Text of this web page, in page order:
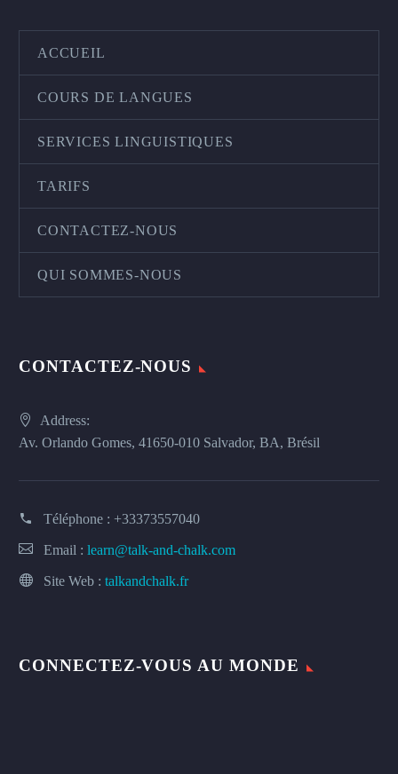
ACCUEIL
COURS DE LANGUES
SERVICES LINGUISTIQUES
TARIFS
CONTACTEZ-NOUS
QUI SOMMES-NOUS
CONTACTEZ-NOUS
Address:
Av. Orlando Gomes, 41650-010 Salvador, BA, Brésil
Téléphone : +33373557040
Email : learn@talk-and-chalk.com
Site Web : talkandchalk.fr
CONNECTEZ-VOUS AU MONDE